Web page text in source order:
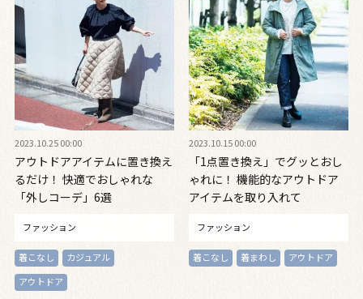
2023.10.25 00:00
アウトドアアイテムに置き換え
るだけ！ 快適でおしゃれな
「外しコーデ」6選
ファッション
着こなし
カジュアル
アウトドア
2023.10.15 00:00
「1点置き換え」でグッとおし
ゃれに！ 機能的なアウトドア
アイテムを取り入れて
ファッション
着こなし 着まわし アウトドア